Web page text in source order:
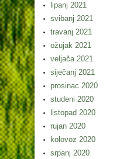
lipanj 2021
svibanj 2021
travanj 2021
ožujak 2021
veljača 2021
siječanj 2021
prosinac 2020
studeni 2020
listopad 2020
rujan 2020
kolovoz 2020
srpanj 2020